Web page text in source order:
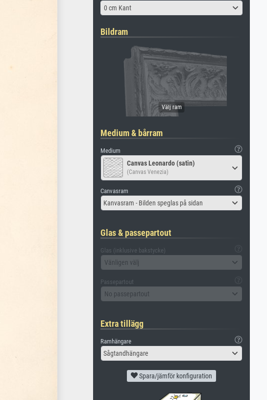
0 cm Kant
Bildram
Medium & bårram
Medium
Canvas Leonardo (satin)
(Canvas Venezia)
Canvasram
Kanvasram - Bilden speglas på sidan
Glas & passepartout
Glas (inklusive bakstycke)
Vänligen välj
Passepartout
No passepartout
Extra tillägg
Ramhängare
Sågtandhängare
Spara/jämför konfiguration